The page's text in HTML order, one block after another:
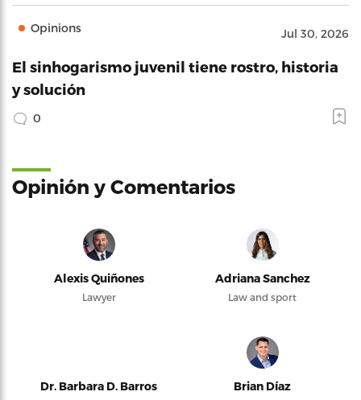
Opinions Jul 30, 2026
El sinhogarismo juvenil tiene rostro, historia
y solución
0
Opinión y Comentarios
Alexis Quiñones
Lawyer
Adriana Sanchez
Law and sport
Dr. Barbara D. Barros Brian Díaz